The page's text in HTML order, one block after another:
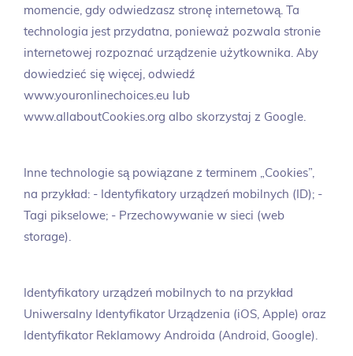
momencie, gdy odwiedzasz stronę internetową. Ta
technologia jest przydatna, ponieważ pozwala stronie
internetowej rozpoznać urządzenie użytkownika. Aby
dowiedzieć się więcej, odwiedź
www.youronlinechoices.eu lub
www.allaboutCookies.org albo skorzystaj z Google.
Inne technologie są powiązane z terminem „Cookies”,
na przykład: - Identyfikatory urządzeń mobilnych (ID); -
Tagi pikselowe; - Przechowywanie w sieci (web
storage).
Identyfikatory urządzeń mobilnych to na przykład
Uniwersalny Identyfikator Urządzenia (iOS, Apple) oraz
Identyfikator Reklamowy Androida (Android, Google).